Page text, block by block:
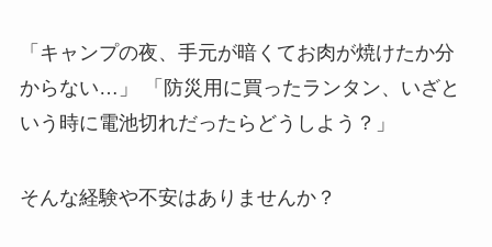
「キャンプの夜、手元が暗くてお肉が焼けたか分
からない…」 「防災用に買ったランタン、いざと
いう時に電池切れだったらどうしよう？」
そんな経験や不安はありませんか？